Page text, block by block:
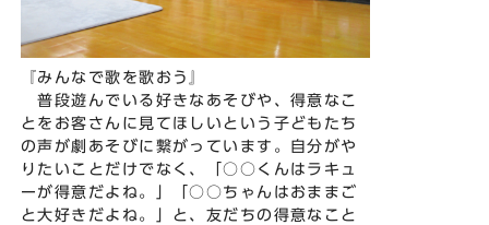
『みんなで歌を歌おう』
普段遊んでいる好きなあそびや、得意なこ
とをお客さんに見てほしいという子どもたち
の声が劇あそびに繋がっています。自分がや
りたいことだけでなく、「○○くんはラキュ
ーが得意だよね。」「○○ちゃんはおままご
と大好きだよね。」と、友だちの得意なこと